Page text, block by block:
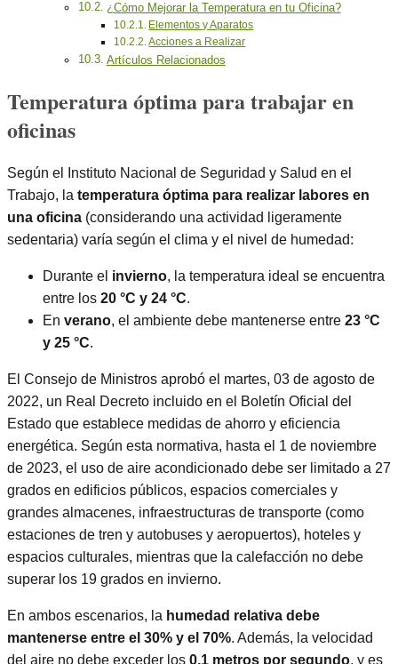
¿Cómo Mejorar la Temperatura en tu Oficina?
Elementos y Aparatos
Acciones a Realizar
Artículos Relacionados
Temperatura óptima para trabajar en
oficinas
Según el Instituto Nacional de Seguridad y Salud en el
Trabajo, la temperatura óptima para realizar labores en
una oficina (considerando una actividad ligeramente
sedentaria) varía según el clima y el nivel de humedad:
Durante el invierno, la temperatura ideal se encuentra
entre los 20 °C y 24 °C.
En verano, el ambiente debe mantenerse entre 23 °C
y 25 °C.
El Consejo de Ministros aprobó el martes, 03 de agosto de
2022, un Real Decreto incluido en el Boletín Oficial del
Estado que establece medidas de ahorro y eficiencia
energética. Según esta normativa, hasta el 1 de noviembre
de 2023, el uso de aire acondicionado debe ser limitado a 27
grados en edificios públicos, espacios comerciales y
grandes almacenes, infraestructuras de transporte (como
estaciones de tren y autobuses y aeropuertos), hoteles y
espacios culturales, mientras que la calefacción no debe
superar los 19 grados en invierno.
En ambos escenarios, la humedad relativa debe
mantenerse entre el 30% y el 70%. Además, la velocidad
del aire no debe exceder los 0,1 metros por segundo, y es